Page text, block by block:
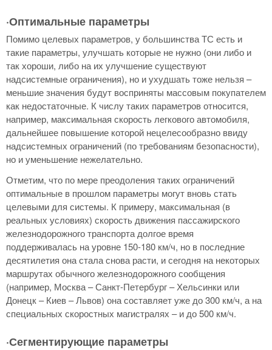
·Оптимальные параметры
Помимо целевых параметров, у большинства ТС есть и
такие параметры, улучшать которые не нужно (они либо и
так хороши, либо на их улучшение существуют
надсистемные ограничения), но и ухудшать тоже нельзя –
меньшие значения будут восприняты массовым покупателем
как недостаточные. К числу таких параметров относится,
например, максимальная скорость легкового автомобиля,
дальнейшее повышение которой нецелесообразно ввиду
надсистемных ограничений (по требованиям безопасности),
но и уменьшение нежелательно.
Отметим, что по мере преодоления таких ограничений
оптимальные в прошлом параметры могут вновь стать
целевыми для системы. К примеру, максимальная (в
реальных условиях) скорость движения пассажирского
железнодорожного транспорта долгое время
поддерживалась на уровне 150-180 км/ч, но в последние
десятилетия она стала снова расти, и сегодня на некоторых
маршрутах обычного железнодорожного сообщения
(например, Москва – Санкт-Петербург – Хельсинки или
Донецк – Киев – Львов) она составляет уже до 300 км/ч, а на
специальных скоростных магистралях – и до 500 км/ч.
·Сегментирующие параметры